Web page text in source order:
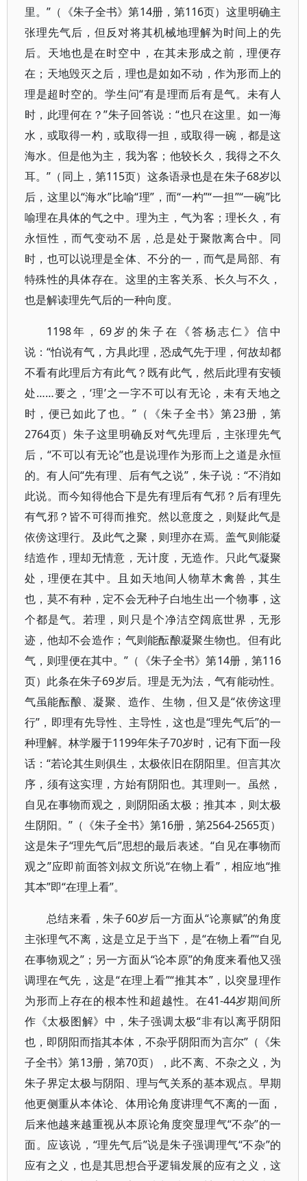
里。”（《朱子全书》第14册，第116页）这里明确主
张理先气后，但反对将其机械地理解为时间上的先
后。天地也是在时空中，在其未形成之前，理便存
在；天地毁灭之后，理也是如如不动，作为形而上的
理是超时空的。学生问“有是理而后有是气。未有人
时，此理何在？”朱子回答说：“也只在这里。如一海
水，或取得一杓，或取得一担，或取得一碗，都是这
海水。但是他为主，我为客；他较长久，我得之不久
耳。”（同上，第115页）这条语录也是在朱子68岁以
后，这里以“海水”比喻“理”，而“一杓”“一担”“一碗”比
喻理在具体的气之中。理为主，气为客；理长久，有
永恒性，而气变动不居，总是处于聚散离合中。同
时，也可以说理是全体、不分的一，而气是局部、有
特殊性的具体存在。这里的主客关系、长久与不久，
也是解读理先气后的一种向度。
1198年，69岁的朱子在《答杨志仁》信中
说：“怕说有气，方具此理，恐成气先于理，何故却都
不看有此理后方有此气？既有此气，然后此理有安顿
处……要之，‘理’之一字不可以有无论，未有天地之
时，便已如此了也。”（《朱子全书》第23册，第
2764页）朱子这里明确反对气先理后，主张理先气
后，“不可以有无论”也是说理作为形而上之道是永恒
的。有人问“先有理、后有气之说”，朱子说：“不消如
此说。而今知得他合下是先有理后有气邪？后有理先
有气邪？皆不可得而推究。然以意度之，则疑此气是
依傍这理行。及此气之聚，则理亦在焉。盖气则能凝
结造作，理却无情意，无计度，无造作。只此气凝聚
处，理便在其中。且如天地间人物草木禽兽，其生
也，莫不有种，定不会无种子白地生出一个物事，这
个都是气。若理，则只是个净洁空阔底世界，无形
迹，他却不会造作；气则能酝酿凝聚生物也。但有此
气，则理便在其中。”（《朱子全书》第14册，第116
页）此条在朱子69岁后。理是无为法，气有能动性。
气虽能酝酿、凝聚、造作、生物，但又是“依傍这理
行”，即理有先导性、主导性，这也是“理先气后”的一
种理解。林学履于1199年朱子70岁时，记有下面一段
话：“若论其生则俱生，太极依旧在阴阳里。但言其次
序，须有这实理，方始有阴阳也。其理则一。虽然，
自见在事物而观之，则阴阳函太极；推其本，则太极
生阴阳。”（《朱子全书》第16册，第2564-2565页）
这是朱子“理先气后”思想的最后表述。“自见在事物而
观之”应即前面答刘叔文所说“在物上看”，相应地“推
其本”即“在理上看”。
总结来看，朱子60岁后一方面从“论禀赋”的角度
主张理气不离，这是立足于当下，是“在物上看”“自见
在事物观之”；另一方面从“论本原”的角度来看他又强
调理在气先，这是“在理上看”“推其本”，以突显理作
为形而上存在的根本性和超越性。在41-44岁期间所
作《太极图解》中，朱子强调太极“非有以离乎阴阳
也，即阴阳而指其本体，不杂乎阴阳而为言尔”（《朱
子全书》第13册，第70页），此不离、不杂之义，为
朱子界定太极与阴阳、理与气关系的基本观点。早期
他更侧重从本体论、体用论角度讲理气不离的一面，
后来他越来越重视从本原论角度突显理气“不杂”的一
面。应该说，“理先气后”说是朱子强调理气“不杂”的
应有之义，也是其思想合乎逻辑发展的应有之义，这